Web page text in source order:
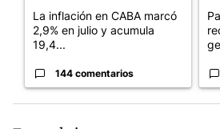
La inflación en CABA marcó
2,9% en julio y acumula
19,4...
144 comentarios